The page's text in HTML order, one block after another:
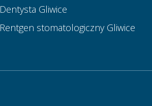
Dentysta Gliwice
Rentgen stomatologiczny Gliwice